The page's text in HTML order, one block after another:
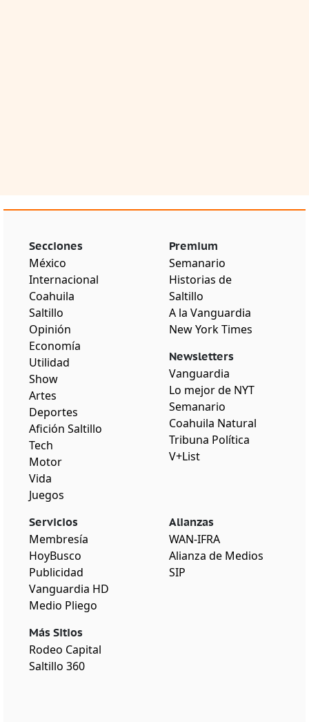
Secciones
México
Internacional
Coahuila
Saltillo
Opinión
Economía
Utilidad
Show
Artes
Deportes
Afición Saltillo
Tech
Motor
Vida
Juegos
Premium
Semanario
Historias de
Saltillo
A la Vanguardia
New York Times
Newsletters
Vanguardia
Lo mejor de NYT
Semanario
Coahuila Natural
Tribuna Política
V+List
Servicios
Membresía
HoyBusco
Publicidad
Vanguardia HD
Medio Pliego
Más Sitios
Rodeo Capital
Saltillo 360
Alianzas
WAN-IFRA
Alianza de Medios
SIP